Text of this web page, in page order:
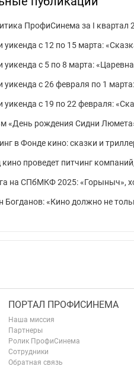
ПрофиСинема за I квартал
уикенда с 12 по 15 марта:
уикенда с 5 по 8 марта:
уикенда с 26 февраля по 1
уикенда с 19 по 22 февраля:
«День рождения Сидни
в Фонде кино: сказки и
проведет питчинг
на СПбМКФ 2025: «Горыныч»,
Богданов: «Кино должно не
ПОРТАЛ ПРОФИСИНЕМА
Наша миссия
Партнеры
Ролик ПрофиСинема
Сотрудники
Обратная связь